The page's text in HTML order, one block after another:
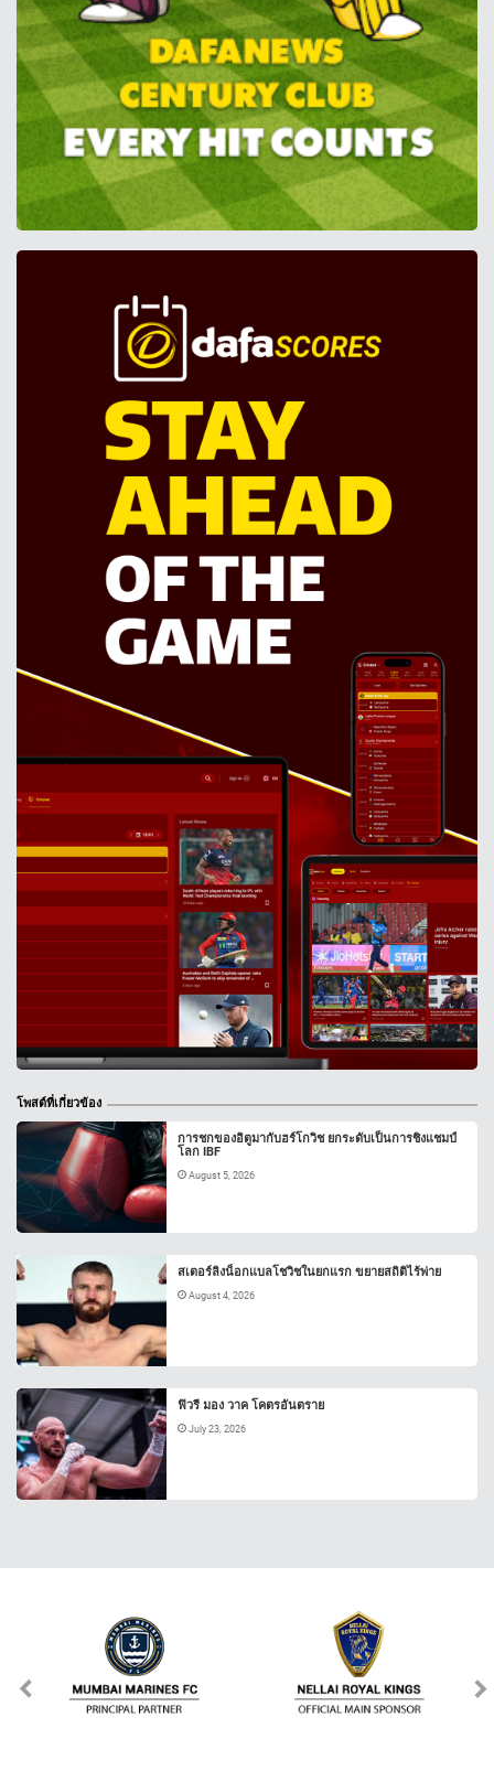
โพสต์ที่เกี่ยวข้อง
การชกของอิตูมากับฮร์โกวิช ยกระดับเป็นการชิงแชมป์
โลก IBF
August 5, 2026
สเตอร์ลิงน็อกแบลโชวิชในยกแรก ขยายสถิติไร้พ่าย
August 4, 2026
ฟิวรี มอง วาค โคตรอันตราย
July 23, 2026